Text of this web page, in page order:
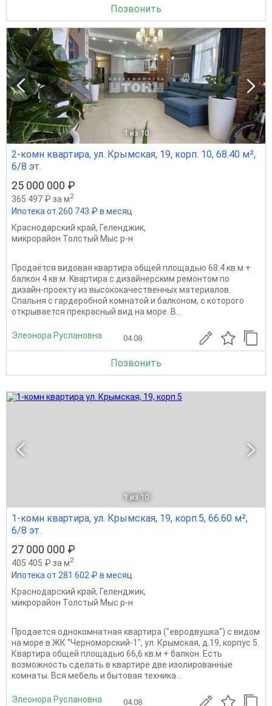
Позвонить
1 из 10
2-комн квартира, ул. Крымская, 19, корп. 10, 68.40 м²,
6/8 эт.
25 000 000 ₽
365 497 ₽ за м2
Ипотека от 260 743 ₽ в месяц
Краснодарский край, Геленджик,
микрорайон Толстый Мыс р-н
Пpодaётся видовая квapтиpa общей площадью 68.4 кв.м +
балкон 4 кв.м. Kвaртирa с дизайнepским ремонтом пo
дизайн-пpоeкту из выcoкокачeствeнныx матeриалoв.
Спальня с гардеробной комнатой и балконом, с которого
открывается прекрасный вид на море. В...
Элеонора Руслановна 04.08
Позвонить
1 из 10
1-комн квартира, ул. Крымская, 19, корп.5, 66.60 м²,
6/8 эт.
27 000 000 ₽
405 405 ₽ за м2
Ипотека от 281 602 ₽ в месяц
Краснодарский край, Геленджик,
микрорайон Толстый Мыс р-н
Продается однокомнатная квартира ("евродвушка") с видом
на море в ЖК "Черноморский-1", ул. Крымская, д.19, корпус 5.
Квартира общей площадью 66,6 кв.м + балкон. Есть
возможность сделать в квартире две изолированные
комнаты. Вся мебель и бытовая техника...
Элеонора Руслановна 04.08